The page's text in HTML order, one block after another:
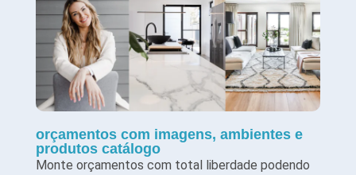
orçamentos com imagens, ambientes e
produtos catálogo
Monte orçamentos com total liberdade podendo